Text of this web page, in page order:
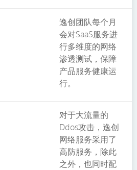
逸创团队每个月
会对SaaS服务进
行多维度的网络
渗透测试，保障
产品服务健康运
行。
对于大流量的
Ddos攻击，逸创
网络服务采用了
高防服务，除此
之外，也同时配